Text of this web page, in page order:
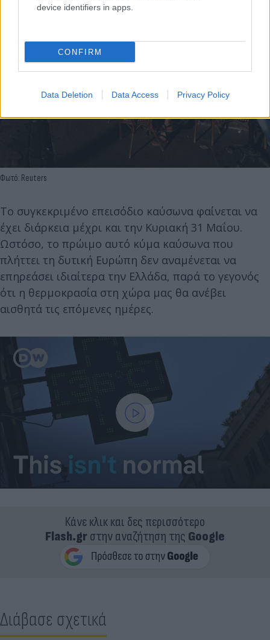
device identifiers in apps.
CONFIRM
Data Deletion Data Access Privacy Policy
Φωτό: Reuters
Το συγκεκριμένο επεισόδιο καύσωνα φαίνεται να
έχει διάρκεια μέχρι και την Κυριακή 31 Μαΐου.
Ωστόσο, το πρώιμο αυτό κύμα καύσωνα που
πλήττει τη δυτική Ευρώπη δεν αναμένεται να
επηρεάσει ιδιαίτερα την Ελλάδα, παρά το γεγονός
ότι η θερμοκρασία στη χώρα μας θα ανέβει
αισθητά τις επόμενες ημέρες.
Κάνε κλικ και δες περισσότερο
Flash.grστην αναζήτηση της Google
Διάβασε σχετικά